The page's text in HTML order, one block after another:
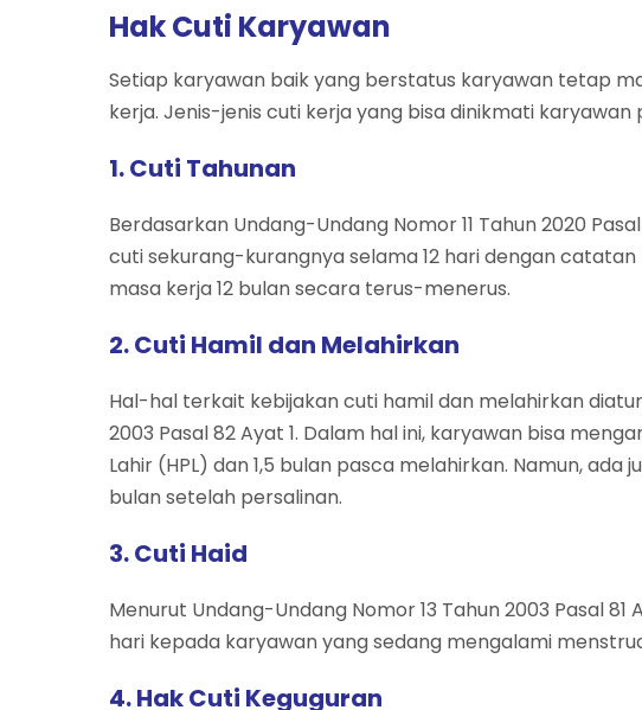
Hak Cuti Karyawan
Setiap karyawan baik yang berstatus karyawan tetap
kerja. Jenis-jenis cuti kerja yang bisa dinikmati
1. Cuti Tahunan
Berdasarkan Undang-Undang Nomor 11 Tahun 2020
cuti sekurang-kurangnya selama 12 hari dengan
masa kerja 12 bulan secara terus-menerus.
2. Cuti Hamil dan Melahirkan
Hal-hal terkait kebijakan cuti hamil dan melahirkan
2003 Pasal 82 Ayat 1. Dalam hal ini, karyawan bisa
Lahir (HPL) dan 1,5 bulan pasca melahirkan. Namun, ada
bulan setelah persalinan.
3. Cuti Haid
Menurut Undang-Undang Nomor 13 Tahun 2003 Pasal
hari kepada karyawan yang sedang mengalami
4. Hak Cuti Keguguran